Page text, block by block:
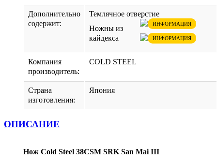
Дополнительно
содержит:
Темлячное отверстие
ИНФОРМАЦИЯ
Ножны из
кайдекса
ИНФОРМАЦИЯ
Компания
производитель:
COLD STEEL
Страна
изготовления:
Япония
ОПИСАНИЕ
Нож Cold Steel 38CSM SRK San Mai III